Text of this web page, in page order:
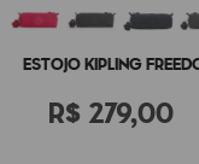
ESTOJO KIPLING
R$ 279,00